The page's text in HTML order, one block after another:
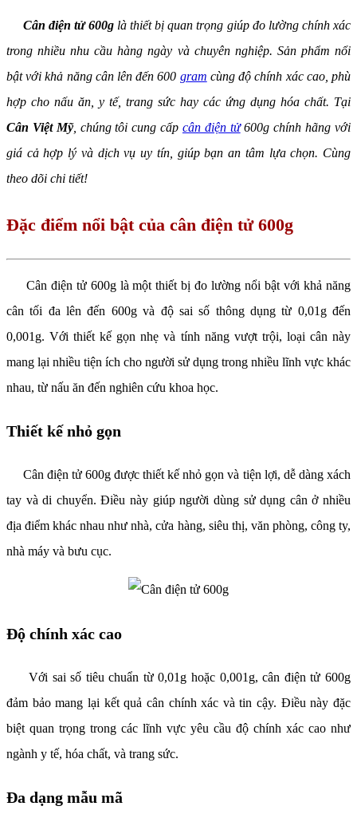
Cân điện tử 600glà thiết bị quan trọng giúp đo lường chính xác
trong nhiều nhu cầu hàng ngày và chuyên nghiệp. Sản phẩm nổi
bật với khả năng cân lên đến 600 gram cùng độ chính xác cao, phù
hợp cho nấu ăn, y tế, trang sức hay các ứng dụng hóa chất. Tại
Cân Việt Mỹ, chúng tôi cung cấp cân điện tử600g chính hãng với
giá cả hợp lý và dịch vụ uy tín, giúp bạn an tâm lựa chọn. Cùng
theo dõi chi tiết!
Đặc điểm nổi bật của cân điện tử 600g
Cân điện tử 600g là một thiết bị đo lường nổi bật với khả năng
cân tối đa lên đến 600g và độ sai số thông dụng từ 0,01g đến
0,001g. Với thiết kế gọn nhẹ và tính năng vượt trội, loại cân này
mang lại nhiều tiện ích cho người sử dụng trong nhiều lĩnh vực khác
nhau, từ nấu ăn đến nghiên cứu khoa học.
Thiết kế nhỏ gọn
Cân điện tử 600g được thiết kế nhỏ gọn và tiện lợi, dễ dàng xách
tay và di chuyển. Điều này giúp người dùng sử dụng cân ở nhiều
địa điểm khác nhau như nhà, cửa hàng, siêu thị, văn phòng, công ty,
nhà máy và bưu cục.
Độ chính xác cao
Với sai số tiêu chuẩn từ 0,01g hoặc 0,001g, cân điện tử 600g
đảm bảo mang lại kết quả cân chính xác và tin cậy. Điều này đặc
biệt quan trọng trong các lĩnh vực yêu cầu độ chính xác cao như
ngành y tế, hóa chất, và trang sức.
Đa dạng mẫu mã